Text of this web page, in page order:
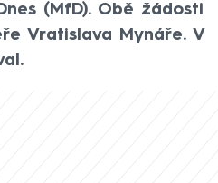
(MfD). Obě žádosti
Vratislava Mynáře. V